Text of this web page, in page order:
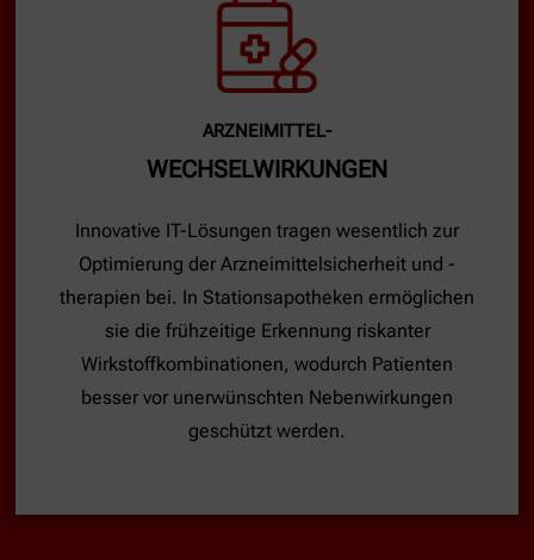
ARZNEIMITTEL-
WECHSELWIRKUNGEN
Innovative IT-Lösungen tragen wesentlich zur
Optimierung der Arzneimittelsicherheit und -
therapien bei. In Stationsapotheken ermöglichen
sie die frühzeitige Erkennung riskanter
Wirkstoffkombinationen, wodurch Patienten
besser vor unerwünschten Nebenwirkungen
geschützt werden.